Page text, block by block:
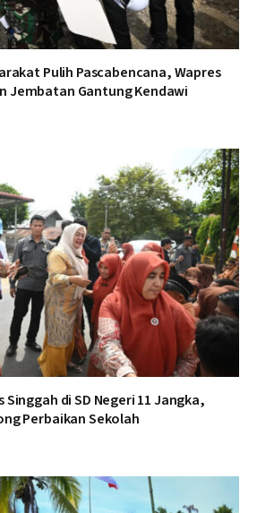
Pulih Pascabencana, Wapres
Jembatan Gantung Kendawi
di SD Negeri 11 Jangka,
Perbaikan Sekolah